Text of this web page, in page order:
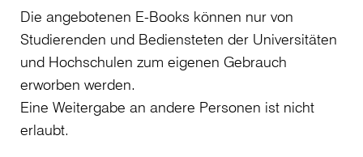
Die angebotenen E-Books können nur von
Studierenden und Bediensteten der Universitäten
und Hochschulen zum eigenen Gebrauch
erworben werden.
Eine Weitergabe an andere Personen ist nicht
erlaubt.